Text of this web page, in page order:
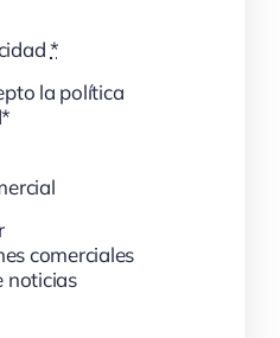
*
la política
comerciales
noticias